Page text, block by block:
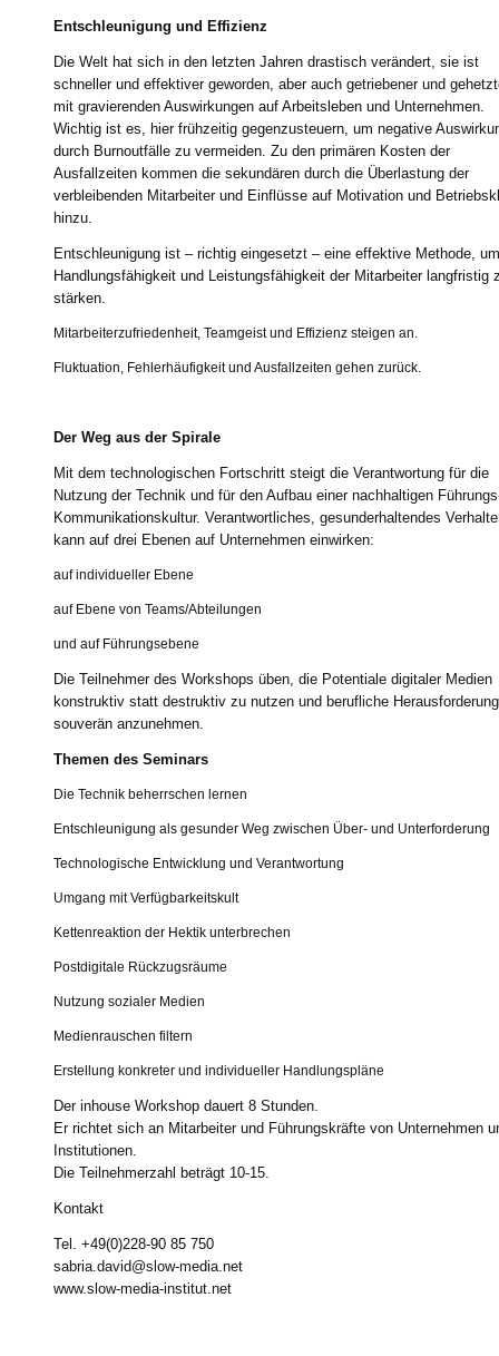
Entschleunigung und Effizienz
Die Welt hat sich in den letzten Jahren drastisch verändert, sie ist
schneller und effektiver geworden, aber auch getriebener und
mit gravierenden Auswirkungen auf Arbeitsleben und Unternehmen.
Wichtig ist es, hier frühzeitig gegenzusteuern, um negative
durch Burnoutfälle zu vermeiden. Zu den primären Kosten der
Ausfallzeiten kommen die sekundären durch die Überlastung der
verbleibenden Mitarbeiter und Einflüsse auf Motivation und
hinzu.
Entschleunigung ist – richtig eingesetzt – eine effektive Methode,
Handlungsfähigkeit und Leistungsfähigkeit der Mitarbeiter langfristig
stärken.
Mitarbeiterzufriedenheit, Teamgeist und Effizienz steigen an.
Fluktuation, Fehlerhäufigkeit und Ausfallzeiten gehen zurück.
Der Weg aus der Spirale
Mit dem technologischen Fortschritt steigt die Verantwortung für die
Nutzung der Technik und für den Aufbau einer nachhaltigen
Kommunikationskultur. Verantwortliches, gesunderhaltendes
kann auf drei Ebenen auf Unternehmen einwirken:
auf individueller Ebene
auf Ebene von Teams/Abteilungen
und auf Führungsebene
Die Teilnehmer des Workshops üben, die Potentiale digitaler Medien
konstruktiv statt destruktiv zu nutzen und berufliche
souverän anzunehmen.
Themen des Seminars
Die Technik beherrschen lernen
Entschleunigung als gesunder Weg zwischen Über- und Unterforderung
Technologische Entwicklung und Verantwortung
Umgang mit Verfügbarkeitskult
Kettenreaktion der Hektik unterbrechen
Postdigitale Rückzugsräume
Nutzung sozialer Medien
Medienrauschen filtern
Erstellung konkreter und individueller Handlungspläne
Der inhouse Workshop dauert 8 Stunden.
Er richtet sich an Mitarbeiter und Führungskräfte von Unternehmen
Institutionen.
Die Teilnehmerzahl beträgt 10-15.
Kontakt
Tel. +49(0)228-90 85 750
sabria.david@slow-media.net
www.slow-media-institut.net